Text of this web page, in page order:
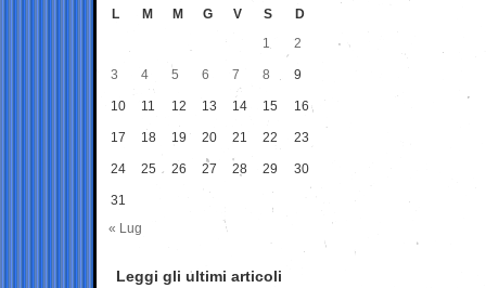
L M M G V S
D
1
2
3 4 5 6 7 8 9
10 11 12 13 14 15 16
17 18 19 20 21 22 23
24 25 26 27 28 29 30
31
« Lug
Leggi gli ultimi articoli